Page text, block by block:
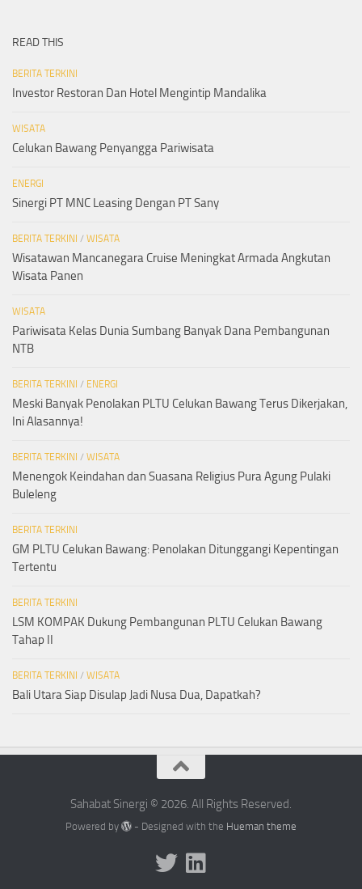
READ THIS
BERITA TERKINI
Investor Restoran Dan Hotel Mengintip Mandalika
WISATA
Celukan Bawang Penyangga Pariwisata
ENERGI
Sinergi PT MNC Leasing Dengan PT Sany
BERITA TERKINI / WISATA
Wisatawan Mancanegara Cruise Meningkat Armada Angkutan
Wisata Panen
WISATA
Pariwisata Kelas Dunia Sumbang Banyak Dana Pembangunan
NTB
BERITA TERKINI / ENERGI
Meski Banyak Penolakan PLTU Celukan Bawang Terus Dikerjakan,
Ini Alasannya!
BERITA TERKINI / WISATA
Menengok Keindahan dan Suasana Religius Pura Agung Pulaki
Buleleng
BERITA TERKINI
GM PLTU Celukan Bawang: Penolakan Ditunggangi Kepentingan
Tertentu
BERITA TERKINI
LSM KOMPAK Dukung Pembangunan PLTU Celukan Bawang
Tahap II
BERITA TERKINI / WISATA
Bali Utara Siap Disulap Jadi Nusa Dua, Dapatkah?
Sahabat Sinergi © 2026. All Rights Reserved.
Powered by - Designed with the Hueman theme